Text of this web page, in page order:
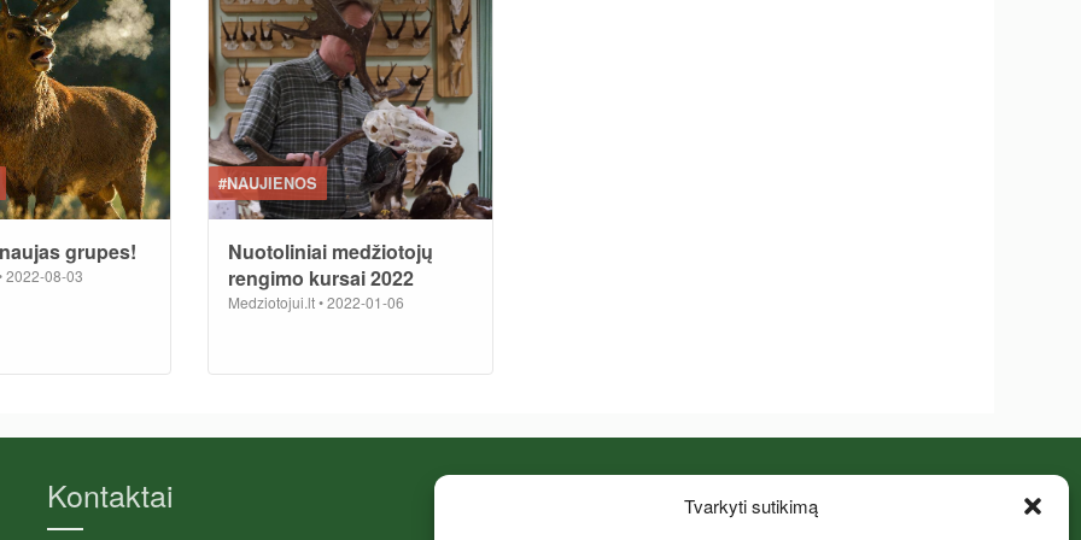
Tvarkyti sutikimą
grupes!
2022-08-03
#NAUJIENOS
Nuotoliniai medžiotojų
rengimo kursai 2022
Medziotojui.lt•2022-01-06
Kontaktai Facebook puslapis